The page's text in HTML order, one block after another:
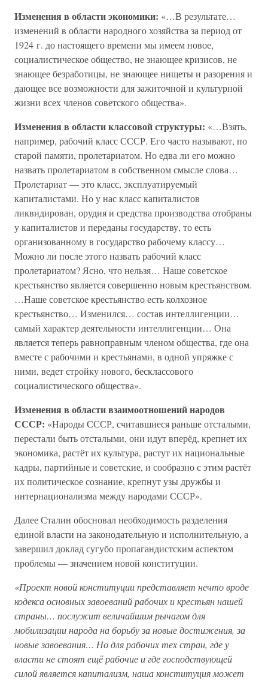
Изменения в области экономики: «…В результате…
изменений в области народного хозяйства за период от
1924 г. до настоящего времени мы имеем новое,
социалистическое общество, не знающее кризисов, не
знающее безработицы, не знающее нищеты и разорения и
дающее все возможности для зажиточной и культурной
жизни всех членов советского общества».
Изменения в области классовой структуры: «…Взять,
например, рабочий класс СССР. Его часто называют, по
старой памяти, пролетариатом. Но едва ли его можно
назвать пролетариатом в собственном смысле слова…
Пролетариат — это класс, эксплуатируемый
капиталистами. Но у нас класс капиталистов
ликвидирован, орудия и средства производства отобраны
у капиталистов и переданы государству, то есть
организованному в государство рабочему классу…
Можно ли после этого назвать рабочий класс
пролетариатом? Ясно, что нельзя… Наше советское
крестьянство является совершенно новым крестьянством.
…Наше советское крестьянство есть колхозное
крестьянство… Изменился… состав интеллигенции…
самый характер деятельности интеллигенции… Она
является теперь равноправным членом общества, где она
вместе с рабочими и крестьянами, в одной упряжке с
ними, ведет стройку нового, бесклассового
социалистического общества».
Изменения в области взаимоотношений народов
СССР: «Народы СССР, считавшиеся раньше отсталыми,
перестали быть отсталыми, они идут вперёд, крепнет их
экономика, растёт их культура, растут их национальные
кадры, партийные и советские, и сообразно с этим растёт
их политическое сознание, крепнут узы дружбы и
интернационализма между народами СССР».
Далее Сталин обосновал необходимость разделения
единой власти на законодательную и исполнительную, а
завершил доклад сугубо пропагандистским аспектом
проблемы — значением новой конституции.
«Проект новой конституции представляет нечто вроде
кодекса основных завоеваний рабочих и крестьян нашей
страны… послужит величайшим рычагом для
мобилизации народа на борьбу за новые достижения, за
новые завоевания… Но для рабочих тех стран, где у
власти не стоят ещё рабочие и где господствующей
силой является капитализм, наша конституция может